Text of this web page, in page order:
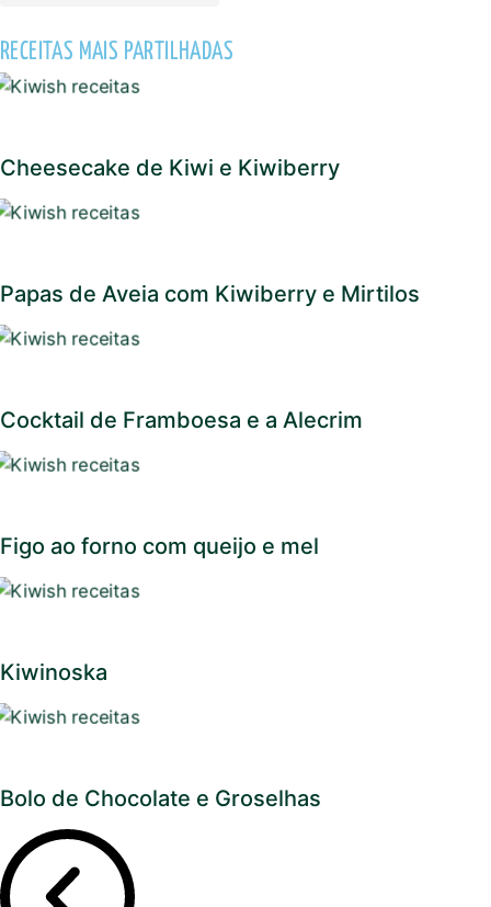
RECEITAS MAIS PARTILHADAS
Cheesecake de Kiwi e Kiwiberry
Papas de Aveia com Kiwiberry e Mirtilos
Cocktail de Framboesa e a Alecrim
Figo ao forno com queijo e mel
Kiwinoska
Bolo de Chocolate e Groselhas